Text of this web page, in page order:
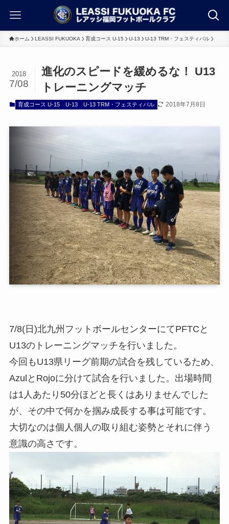
ホーム LEASSI FUKUOKA 育成コース U-15 U-13 U-13 TRM・フェスティバル
進化のスピードを緩めるな！ U13
トレーニングマッチ
2018
7/08
育成コース U-15 U-13 U-13 TRM・フェスティバル 2018年7月8日
7/8(日)北九州フットボールセンターにてPFTCと
U13のトレーニングマッチを行いました。
今回もU13県リーグ前期の試合を残しているため、
AzulとRojoに分けて試合を行いました。出場時間
は1人あたり50分ほどと長くはありませんでした
が、その中で何かを掴み成長する事は可能です。
大切なのは個人個人の取り組む姿勢とそれに伴う
意識の高さです。